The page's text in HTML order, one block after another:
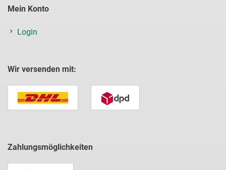
Mein Konto
Login
Wir versenden mit:
Zahlungsmöglichkeiten